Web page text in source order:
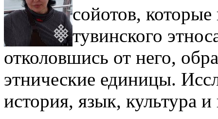
сойотов,
тувинского
отколовшись от него,
этнические единицы.
история, язык, культура